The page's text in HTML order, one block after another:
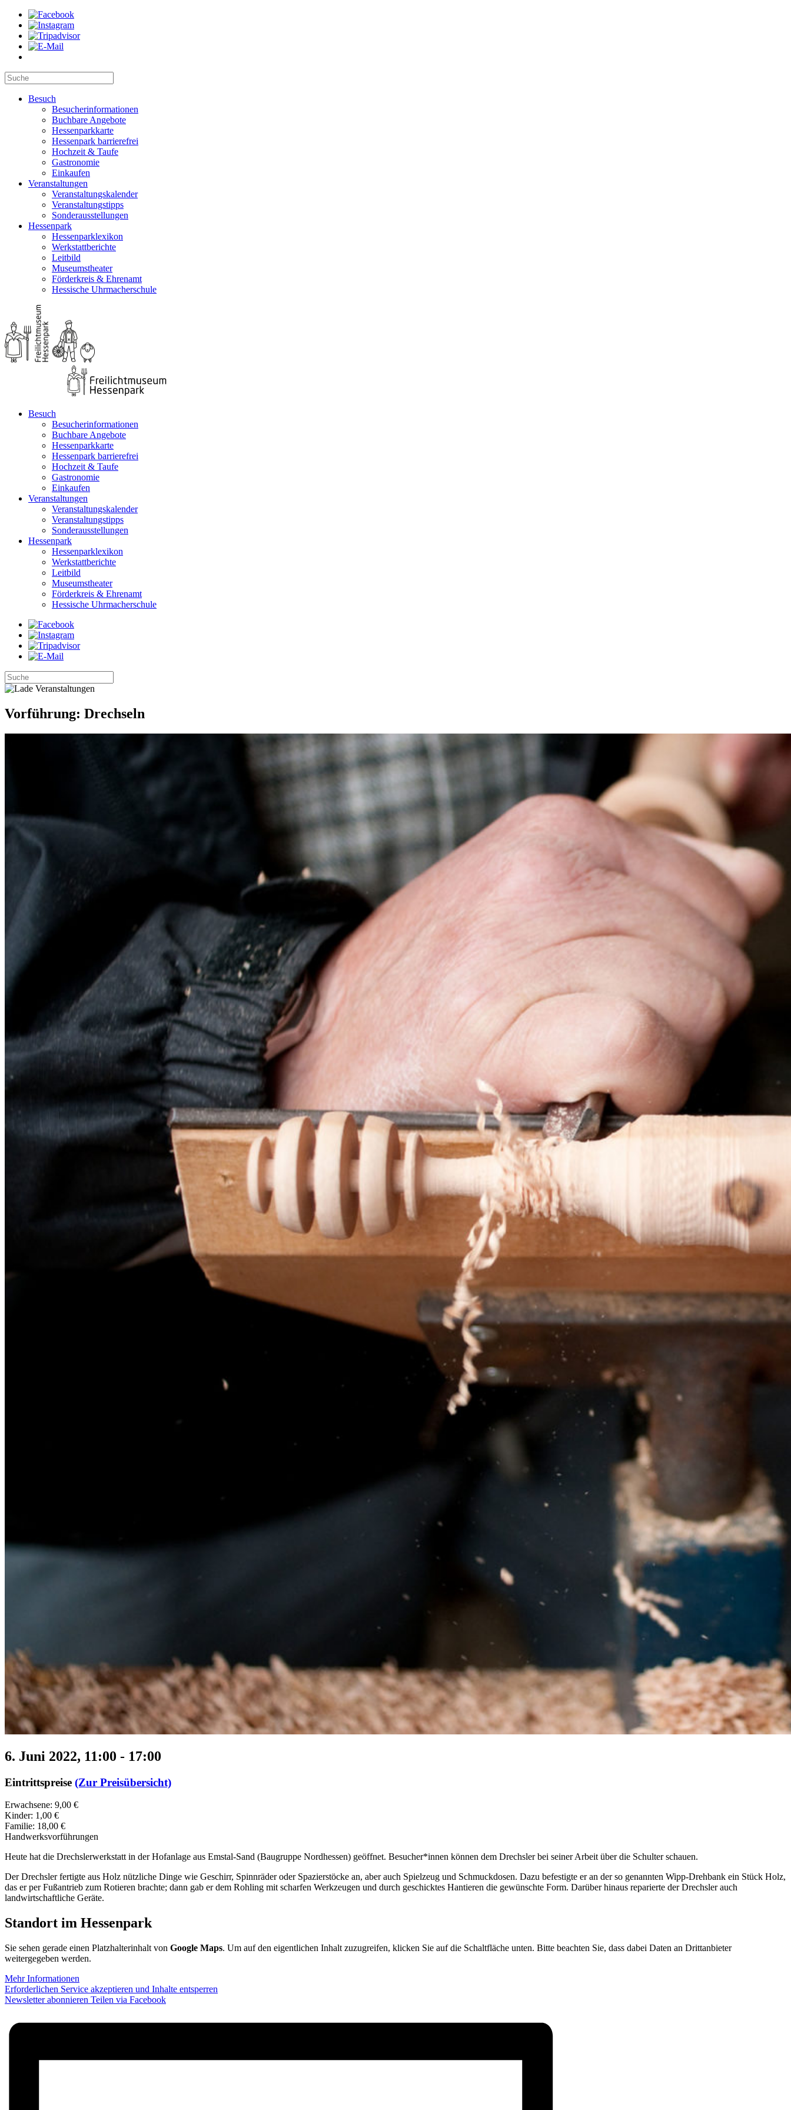
Besuch
Besucherinformationen
Buchbare Angebote
Hessenparkkarte
Hessenpark barrierefrei
Hochzeit & Taufe
Gastronomie
Einkaufen
Veranstaltungen
Veranstaltungskalender
Veranstaltungstipps
Sonderausstellungen
Hessenpark
Hessenparklexikon
Werkstattberichte
Leitbild
Museumstheater
Förderkreis & Ehrenamt
Hessische Uhrmacherschule
Besuch
Besucherinformationen
Buchbare Angebote
Hessenparkkarte
Hessenpark barrierefrei
Hochzeit & Taufe
Gastronomie
Einkaufen
Veranstaltungen
Veranstaltungskalender
Veranstaltungstipps
Sonderausstellungen
Hessenpark
Hessenparklexikon
Werkstattberichte
Leitbild
Museumstheater
Förderkreis & Ehrenamt
Hessische Uhrmacherschule
Vorführung: Drechseln
6. Juni 2022, 11:00 - 17:00
Eintrittspreise (Zur Preisübersicht)
Erwachsene: 9,00 €
Kinder: 1,00 €
Familie: 18,00 €
Handwerksvorführungen
Heute hat die Drechslerwerkstatt in der Hofanlage aus Emstal-Sand (Baugruppe Nordhessen) geöffnet. Besucher*innen können dem Drechsler bei seiner Arbeit über die Schulter schauen.
Der Drechsler fertigte aus Holz nützliche Dinge wie Geschirr, Spinnräder oder Spazierstöcke an, aber auch Spielzeug und Schmuckdosen. Dazu befestigte er an der so genannten Wipp-Drehbank ein Stück Holz,
das er per Fußantrieb zum Rotieren brachte; dann gab er dem Rohling mit scharfen Werkzeugen und durch geschicktes Hantieren die gewünschte Form. Darüber hinaus reparierte der Drechsler auch
landwirtschaftliche Geräte.
Standort im Hessenpark
Sie sehen gerade einen Platzhalterinhalt von Google Maps. Um auf den eigentlichen Inhalt zuzugreifen, klicken Sie auf die Schaltfläche unten. Bitte beachten Sie, dass dabei Daten an Drittanbieter
weitergegeben werden.
Mehr Informationen
Erforderlichen Service akzeptieren und Inhalte entsperren
Newsletter abonnieren Teilen via Facebook